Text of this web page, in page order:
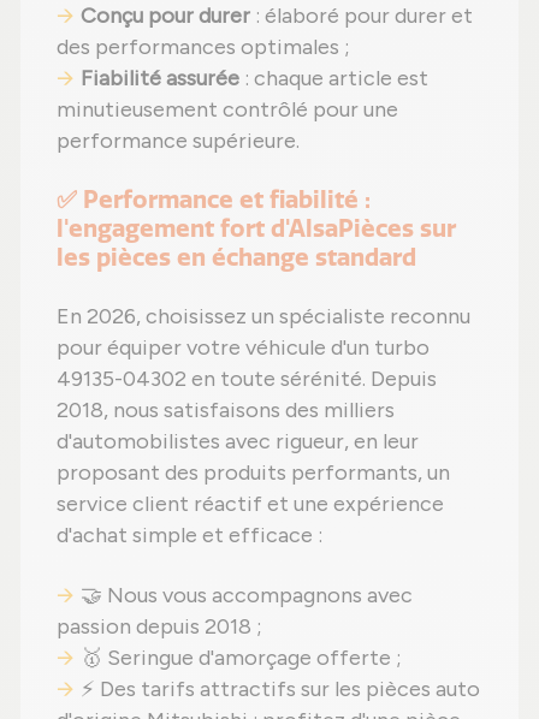
Conçu pour durer : élaboré pour durer et
des performances optimales ;
Fiabilité assurée : chaque article est
minutieusement contrôlé pour une
performance supérieure.
✅ Performance et fiabilité :
l'engagement fort d'AlsaPièces sur
les pièces en échange standard
En 2026, choisissez un spécialiste reconnu
pour équiper votre véhicule d'un turbo
49135-04302 en toute sérénité. Depuis
2018, nous satisfaisons des milliers
d'automobilistes avec rigueur, en leur
proposant des produits performants, un
service client réactif et une expérience
d'achat simple et efficace :
🤝 Nous vous accompagnons avec
passion depuis 2018 ;
🥇 Seringue d'amorçage offerte ;
⚡ Des tarifs attractifs sur les pièces auto